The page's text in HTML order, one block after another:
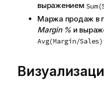
выражением
Маржа продаж в
Margin % и
Avg(Margin/